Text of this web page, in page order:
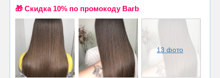
🎁 Cкидка 10% по промокоду Barb
13 фото